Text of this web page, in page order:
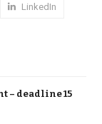
LinkedIn
– deadline 15